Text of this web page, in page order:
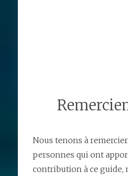
Nous tenons à
personnes qui ont
contribution à ce guide,